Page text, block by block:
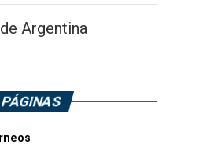
Argentina
PÁGINAS